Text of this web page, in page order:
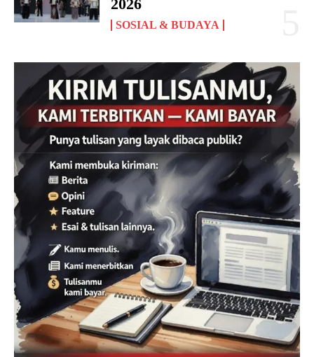
2026
SOSIAL & BUDAYA